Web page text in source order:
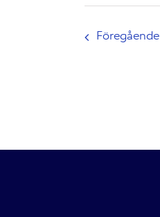
Föregående